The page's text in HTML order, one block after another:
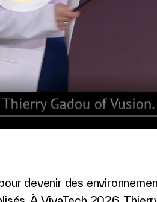
devenir des